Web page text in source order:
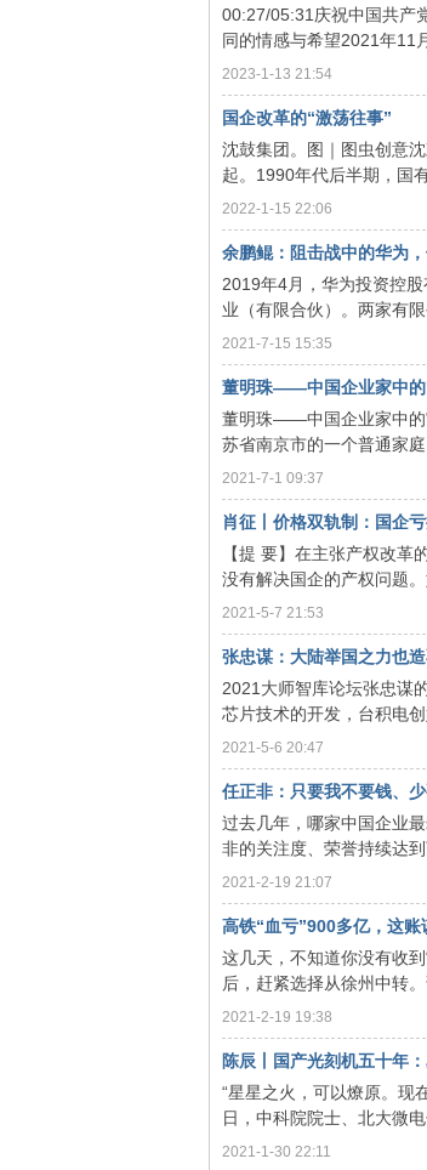
思
旗
00:27/05:31庆祝中国共产
同的情感与希望2021年11
2023-1-13 21:54
国企改革的“激荡往事”
沈鼓集团。图｜图虫创意
起。1990年代后半期，国
2022-1-15 22:06
余鹏鲲：阻击战中的华为
2019年4月，华为投资控
业（有限合伙）。两家有
2021-7-15 15:35
董明珠——中国企业家中
董明珠——中国企业家中
苏省南京市的一个普通家
2021-7-1 09:37
肖征丨价格双轨制：国企
【提 要】在主张产权改
没有解决国企的产权问题
2021-5-7 21:53
张忠谋：大陆举国之力也
2021大师智库论坛张忠谋
芯片技术的开发，台积电
2021-5-6 20:47
任正非：只要我不要钱、
过去几年，哪家中国企业
非的关注度、荣誉持续达
2021-2-19 21:07
高铁“血亏”900多亿，这账
这几天，不知道你没有收
后，赶紧选择从徐州中转
2021-2-19 19:38
陈辰丨国产光刻机五十年
“星星之火，可以燎原。
日，中科院院士、北大微
2021-1-30 22:11